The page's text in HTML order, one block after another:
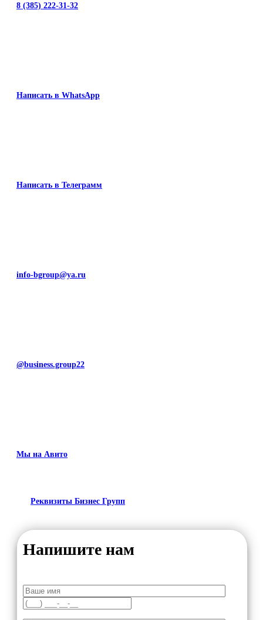
8 (385) 222-31-32
Написать в WhatsApp
Написать в Телеграмм
info-bgroup@ya.ru
@business.group22
Мы на Авито
Реквизиты Бизнес Групп
Напишите нам